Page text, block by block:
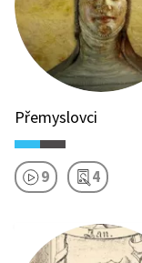
Přemyslovci
9 4